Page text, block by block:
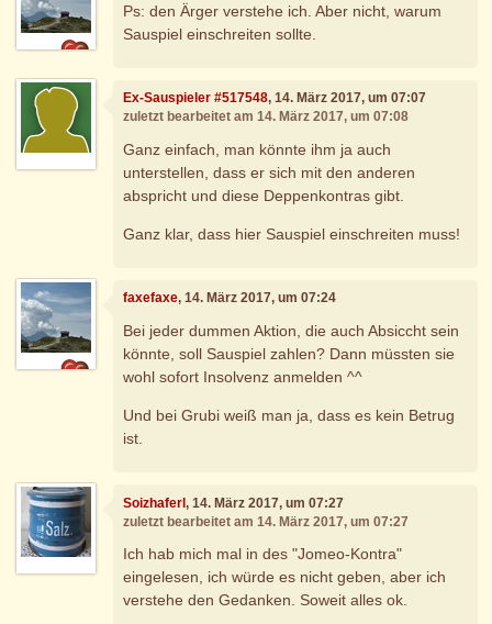
Ps: den Ärger verstehe ich. Aber nicht, warum
Sauspiel einschreiten sollte.
Ex-Sauspieler #517548, 14. März 2017, um 07:07
zuletzt bearbeitet am 14. März 2017, um 07:08
Ganz einfach, man könnte ihm ja auch
unterstellen, dass er sich mit den anderen
abspricht und diese Deppenkontras gibt.
Ganz klar, dass hier Sauspiel einschreiten muss!
faxefaxe, 14. März 2017, um 07:24
Bei jeder dummen Aktion, die auch Absiccht sein
könnte, soll Sauspiel zahlen? Dann müssten sie
wohl sofort Insolvenz anmelden ^^
Und bei Grubi weiß man ja, dass es kein Betrug
ist.
Soizhaferl, 14. März 2017, um 07:27
zuletzt bearbeitet am 14. März 2017, um 07:27
Ich hab mich mal in des "Jomeo-Kontra"
eingelesen, ich würde es nicht geben, aber ich
verstehe den Gedanken. Soweit alles ok.